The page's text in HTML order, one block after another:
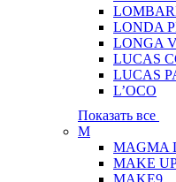
LONDA
LONGA
LUCAS
LUCAS
L’OCO
Показать все
M
MAGMA
MAKE
MAKE9